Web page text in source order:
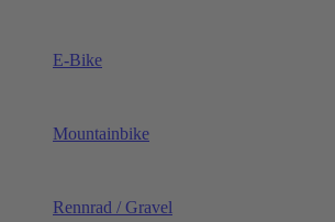
E-Bike
Mountainbike
Rennrad / Gravel